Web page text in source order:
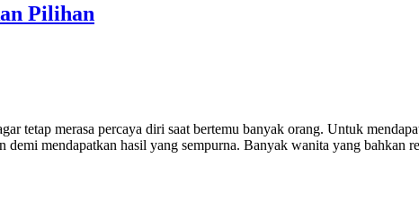
Pilihan
tetap merasa percaya diri saat bertemu banyak orang. Untuk
mendapatkan hasil yang sempurna. Banyak wanita yang bahkan